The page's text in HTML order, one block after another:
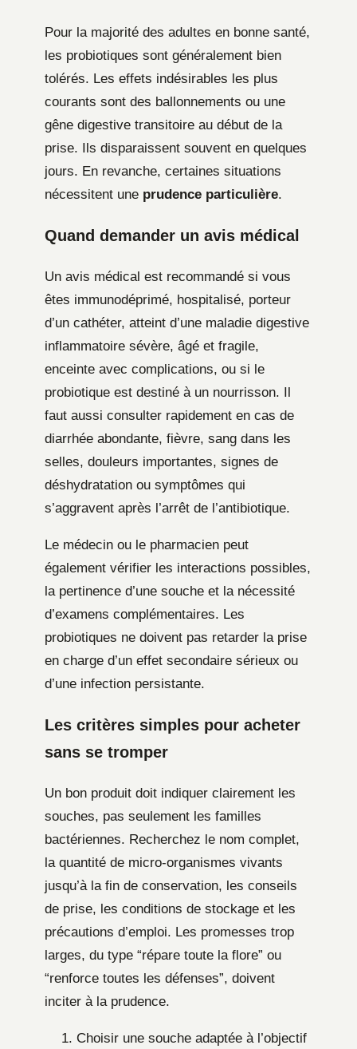
Pour la majorité des adultes en bonne santé,
les probiotiques sont généralement bien
tolérés. Les effets indésirables les plus
courants sont des ballonnements ou une
gêne digestive transitoire au début de la
prise. Ils disparaissent souvent en quelques
jours. En revanche, certaines situations
nécessitent une prudence particulière.
Quand demander un avis médical
Un avis médical est recommandé si vous
êtes immunodéprimé, hospitalisé, porteur
d’un cathéter, atteint d’une maladie digestive
inflammatoire sévère, âgé et fragile,
enceinte avec complications, ou si le
probiotique est destiné à un nourrisson. Il
faut aussi consulter rapidement en cas de
diarrhée abondante, fièvre, sang dans les
selles, douleurs importantes, signes de
déshydratation ou symptômes qui
s’aggravent après l’arrêt de l’antibiotique.
Le médecin ou le pharmacien peut
également vérifier les interactions possibles,
la pertinence d’une souche et la nécessité
d’examens complémentaires. Les
probiotiques ne doivent pas retarder la prise
en charge d’un effet secondaire sérieux ou
d’une infection persistante.
Les critères simples pour acheter
sans se tromper
Un bon produit doit indiquer clairement les
souches, pas seulement les familles
bactériennes. Recherchez le nom complet,
la quantité de micro-organismes vivants
jusqu’à la fin de conservation, les conseils
de prise, les conditions de stockage et les
précautions d’emploi. Les promesses trop
larges, du type “répare toute la flore” ou
“renforce toutes les défenses”, doivent
inciter à la prudence.
Choisir une souche adaptée à l’objectif